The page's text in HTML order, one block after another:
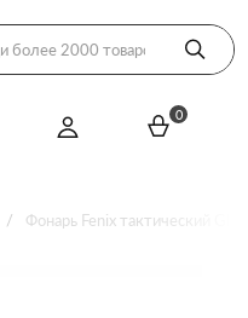
0
Фонарь Fenix тактический